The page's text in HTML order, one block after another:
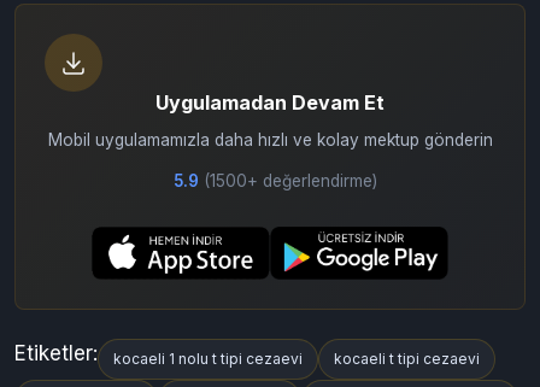
Uygulamadan Devam Et
Mobil uygulamamızla daha hızlı ve kolay mektup gönderin
5.9 (1500+ değerlendirme)
Etiketler: kocaeli 1 nolu t tipi cezaevi kocaeli t tipi cezaevi